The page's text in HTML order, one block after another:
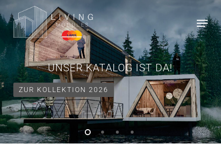
Skip
to
main
content
Menu
UNSER KATALOG IST DA!
ZUR KOLLEKTION 2026
Close
Menu